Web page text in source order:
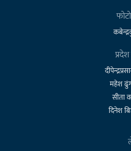
महेश
सीता
दिनेश